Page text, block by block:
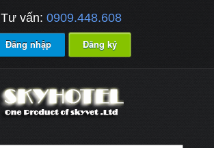
Tư vấn: 0909.448.608
Đăng nhập Đăng ký